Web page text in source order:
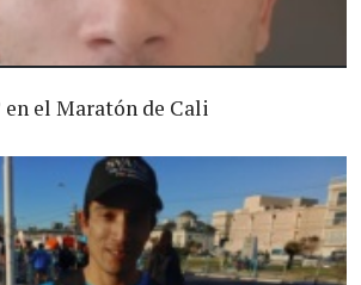
el Maratón de Cali